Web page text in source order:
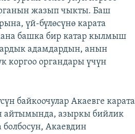
жазып чыкты. Баш
үй-бүлөсүнө карата
башка бир катар кылмыш
адамдардын, анын
коргоо органдары үчүн
байкоочулар Акаевге карата
айтымында, азыркы бийлик
Акаевдин